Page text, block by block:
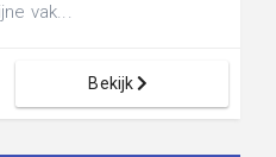
vak...
Bekijk